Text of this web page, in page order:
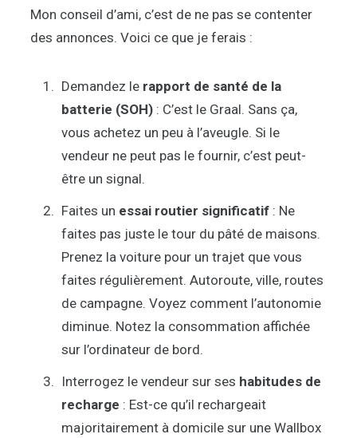
Mon conseil d’ami, c’est de ne pas se contenter
des annonces. Voici ce que je ferais :
Demandez le rapport de santé de la
batterie (SOH) : C’est le Graal. Sans ça,
vous achetez un peu à l’aveugle. Si le
vendeur ne peut pas le fournir, c’est peut-
être un signal.
Faites un essai routier significatif : Ne
faites pas juste le tour du pâté de maisons.
Prenez la voiture pour un trajet que vous
faites régulièrement. Autoroute, ville, routes
de campagne. Voyez comment l’autonomie
diminue. Notez la consommation affichée
sur l’ordinateur de bord.
Interrogez le vendeur sur ses habitudes de
recharge : Est-ce qu’il rechargeait
majoritairement à domicile sur une Wallbox